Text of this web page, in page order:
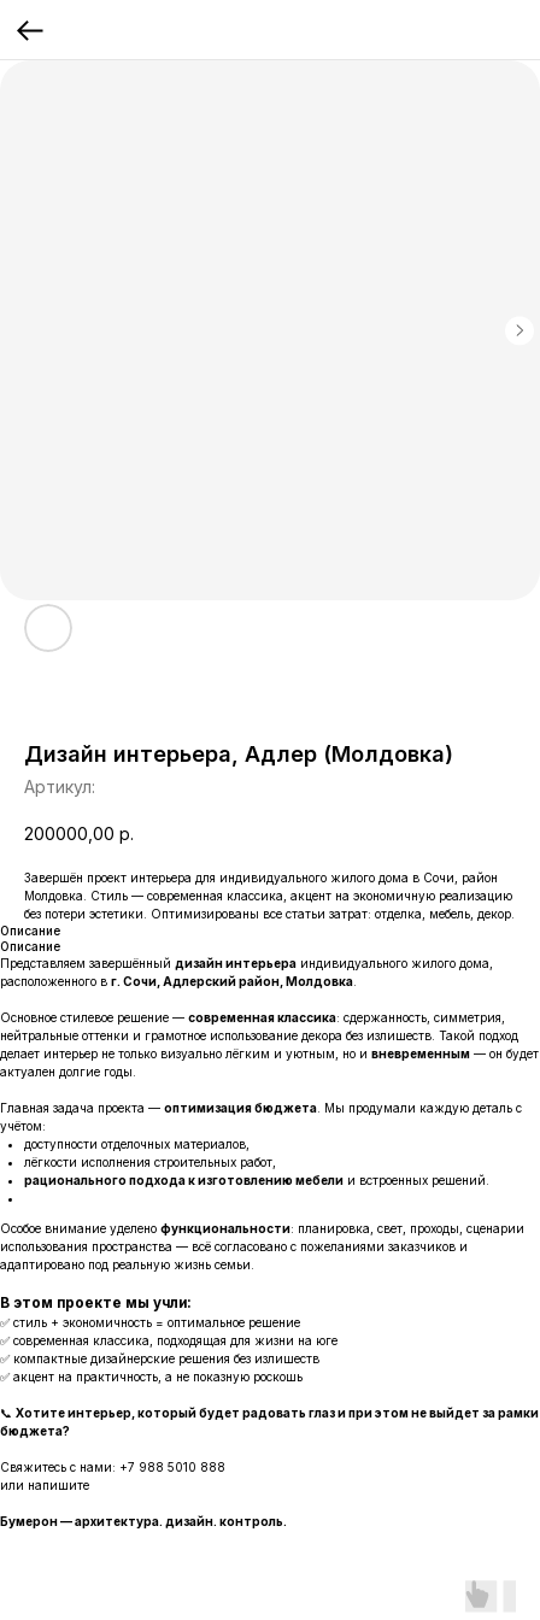
Дизайн интерьера, Адлер (Молдовка)
Артикул:
200000,00 р.
Завершён проект интерьера для индивидуального жилого дома в Сочи, район
Молдовка. Стиль — современная классика, акцент на экономичную реализацию
без потери эстетики. Оптимизированы все статьи затрат: отделка, мебель, декор.
Описание
Описание
Представляем завершённый дизайн интерьера индивидуального жилого дома,
расположенного в г. Сочи, Адлерский район, Молдовка
Основное стилевое решение — современная классика: сдержанность, симметрия,
нейтральные оттенки и грамотное использование декора без излишеств. Такой подход
делает интерьер не только визуально лёгким и уютным, но и вневременным — он будет
актуален долгие годы.
Главная задача проекта — оптимизация бюджета . Мы продумали каждую деталь с
учётом:
доступности отделочных материалов,
лёгкости исполнения строительных работ,
рационального подхода к изготовлению мебели и встроенных решений.
Особое внимание уделено функциональности: планировка, свет, проходы, сценарии
использования пространства — всё согласовано с пожеланиями заказчиков и
адаптировано под реальную жизнь семьи.
В этом проекте мы учли:
✅ стиль + экономичность = оптимальное решение
✅ современная классика, подходящая для жизни на юге
✅ компактные дизайнерские решения без излишеств
✅ акцент на практичность, а не показную роскошь
📞 Хотите интерьер, который будет радовать глаз и при этом не выйдет за рамки
бюджета?
Свяжитесь с нами: +7 988 5010 888
или напишите
Бумерон — архитектура. дизайн. контроль.